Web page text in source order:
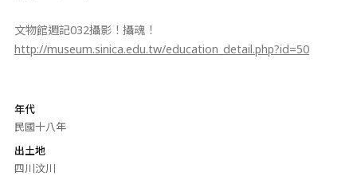
文物館週記032攝影！攝魂！
http://museum.sinica.edu.tw/education_detail.php?id=50
年代
民國十八年
出土地
四川汶川